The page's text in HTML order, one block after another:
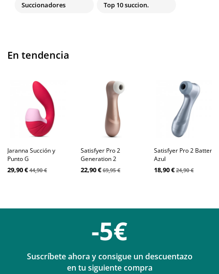
Succionadores Top 10 succion.
En tendencia
Jaranna Succión y
Punto G
29,90 €44,90 €
Satisfyer Pro 2
Generation 2
22,90 €69,95 €
Satisfyer Pro 2 Battery
Azul
18,90 €24,90 €
-5€
Suscríbete ahora y consigue un descuentazo
en tu siguiente compra